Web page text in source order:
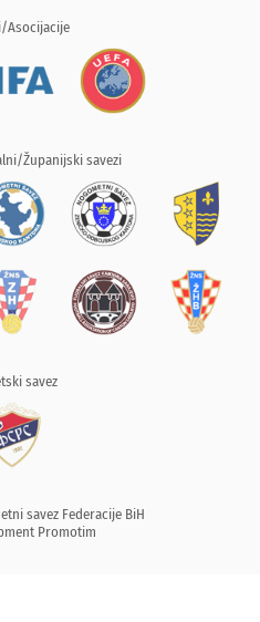
Asocijacije
Županijski savezi
savez
savez Federacije BiH
Promotim